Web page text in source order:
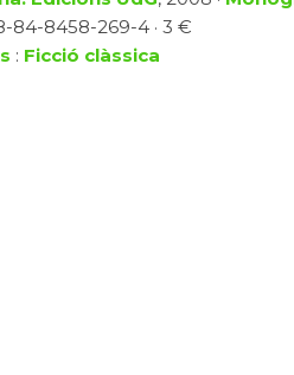
84-8458-269-4 · 3 €
: Ficció clàssica